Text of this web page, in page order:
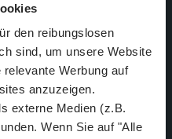
den reibungslosen
sind, um unsere Website
Werbung auf
anzuzeigen.
externe Medien (z.B.
Wenn Sie auf "Alle
RE 460 Loks.